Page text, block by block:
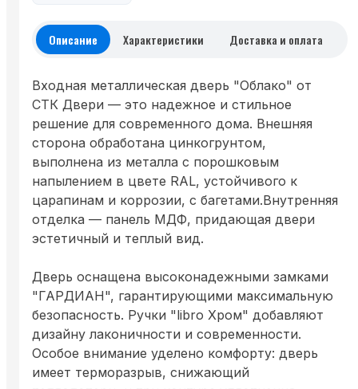
Описание Характеристики Доставка и оплата
Входная металлическая дверь "Облако" от
СТК Двери — это надежное и стильное
решение для современного дома. Внешняя
сторона обработана цинкогрунтом,
выполнена из металла с порошковым
напылением в цвете RAL, устойчивого к
царапинам и коррозии, с багетами.Внутренняя
отделка — панель МДФ, придающая двери
эстетичный и теплый вид.
Дверь оснащена высоконадежными замками
"ГАРДИАН", гарантирующими максимальную
безопасность. Ручки "libro Хром" добавляют
дизайну лаконичности и современности.
Особое внимание уделено комфорту: дверь
имеет терморазрыв, снижающий